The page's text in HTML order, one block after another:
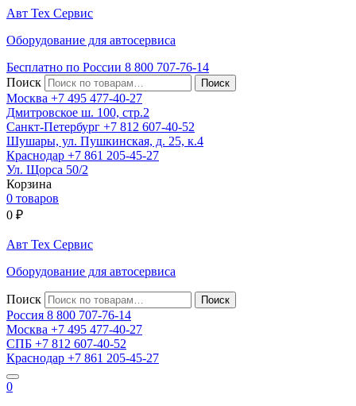
Авт Тех Сервис
Оборудование для автосервиса
Бесплатно по России 8 800 707-76-14
Поиск
Москва +7 495 477-40-27
Дмитровское ш. 100, стр.2
Санкт-Петербург +7 812 607-40-52
Шушары, ул. Пушкинская, д. 25, к.4
Краснодар +7 861 205-45-27
Ул. Щорса 50/2
Корзина
0 товаров
0 ₽
Авт Тех Сервис
Оборудование для автосервиса
Поиск
Россия 8 800 707-76-14
Москва +7 495 477-40-27
СПБ +7 812 607-40-52
Краснодар +7 861 205-45-27
0